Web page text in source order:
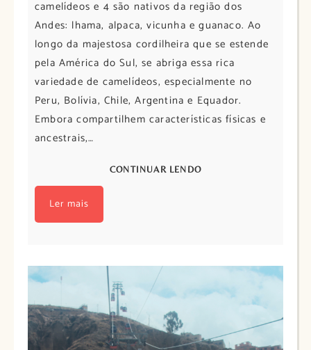
camelídeos e 4 são nativos da região dos
Andes: lhama, alpaca, vicunha e guanaco. Ao
longo da majestosa cordilheira que se estende
pela América do Sul, se abriga essa rica
variedade de camelídeos, especialmente no
Peru, Bolívia, Chile, Argentina e Equador.
Embora compartilhem características físicas e
ancestrais,…
CONTINUAR LENDO
Ler mais